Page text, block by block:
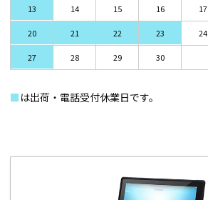
13 14 15 16 17
20 21 22 23 24
27 28 29 30
■ は出荷・電話受付休業日です。